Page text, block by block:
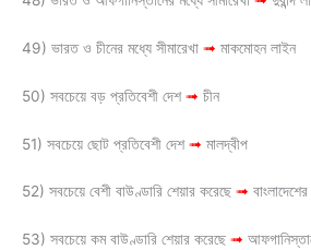
49) ভারত ও চীনের মধ্যে সীমারেখা ➟ মাকমোহন লাইন
50) সবচেয়ে বড় প্রতিবেশী দেশ ➟ চীন
51) সবচেয়ে ছোট প্রতিবেশী দেশ ➟ মালদ্বীপ
52) সবচেয়ে বেশী বাউণ্ডারি শেয়ার করেছে ➟ বাংলাদেশের
53) সবচেয়ে কম বাউণ্ডারি শেয়ার করেছে ➟